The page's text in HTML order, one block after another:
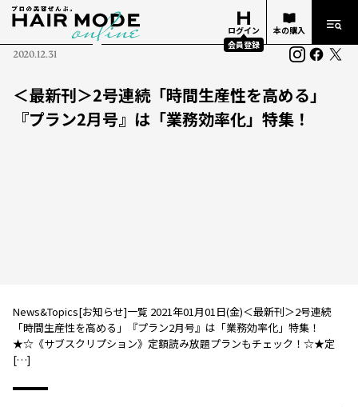
ログイン
会員登録
本の購入
2020.12.31
＜最新刊＞2号連続「時間生産性を高める」
『プラン2月号』は「業務効率化」特集！
News&Topics[お知らせ]一覧 2021年01月01日(金)＜最新刊＞2号連続
「時間生産性を高める」『プラン2月号』は「業務効率化」特集！
★☆《サブスクリプション》定額読み放題プランもチェック！☆★定
[…]